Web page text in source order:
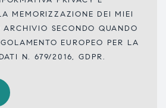
MEMORIZZAZIONE DEI MIEI
ARCHIVIO SECONDO QUANDO
EUROPEO PER LA
N. 679/2016, GDPR.